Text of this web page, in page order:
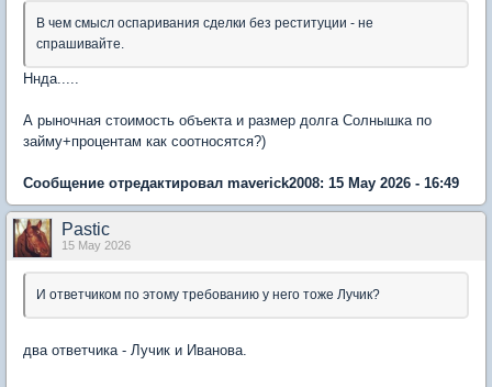
В чем смысл оспаривания сделки без реституции - не
спрашивайте.
Ннда.....
А рыночная стоимость объекта и размер долга Солнышка по
займу+процентам как соотносятся?)
Сообщение отредактировал maverick2008: 15 May 2026 - 16:49
Pastic
15 May 2026
И ответчиком по этому требованию у него тоже Лучик?
два ответчика - Лучик и Иванова.